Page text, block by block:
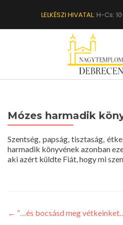
LELKÉSZI HIVATAL: H-Cs:
Mózes harmadik
Szentség, papság, tisztaság,
harmadik könyvének azonban
aki azért küldte Fiát, hogy mi
← “…és bocsásd meg